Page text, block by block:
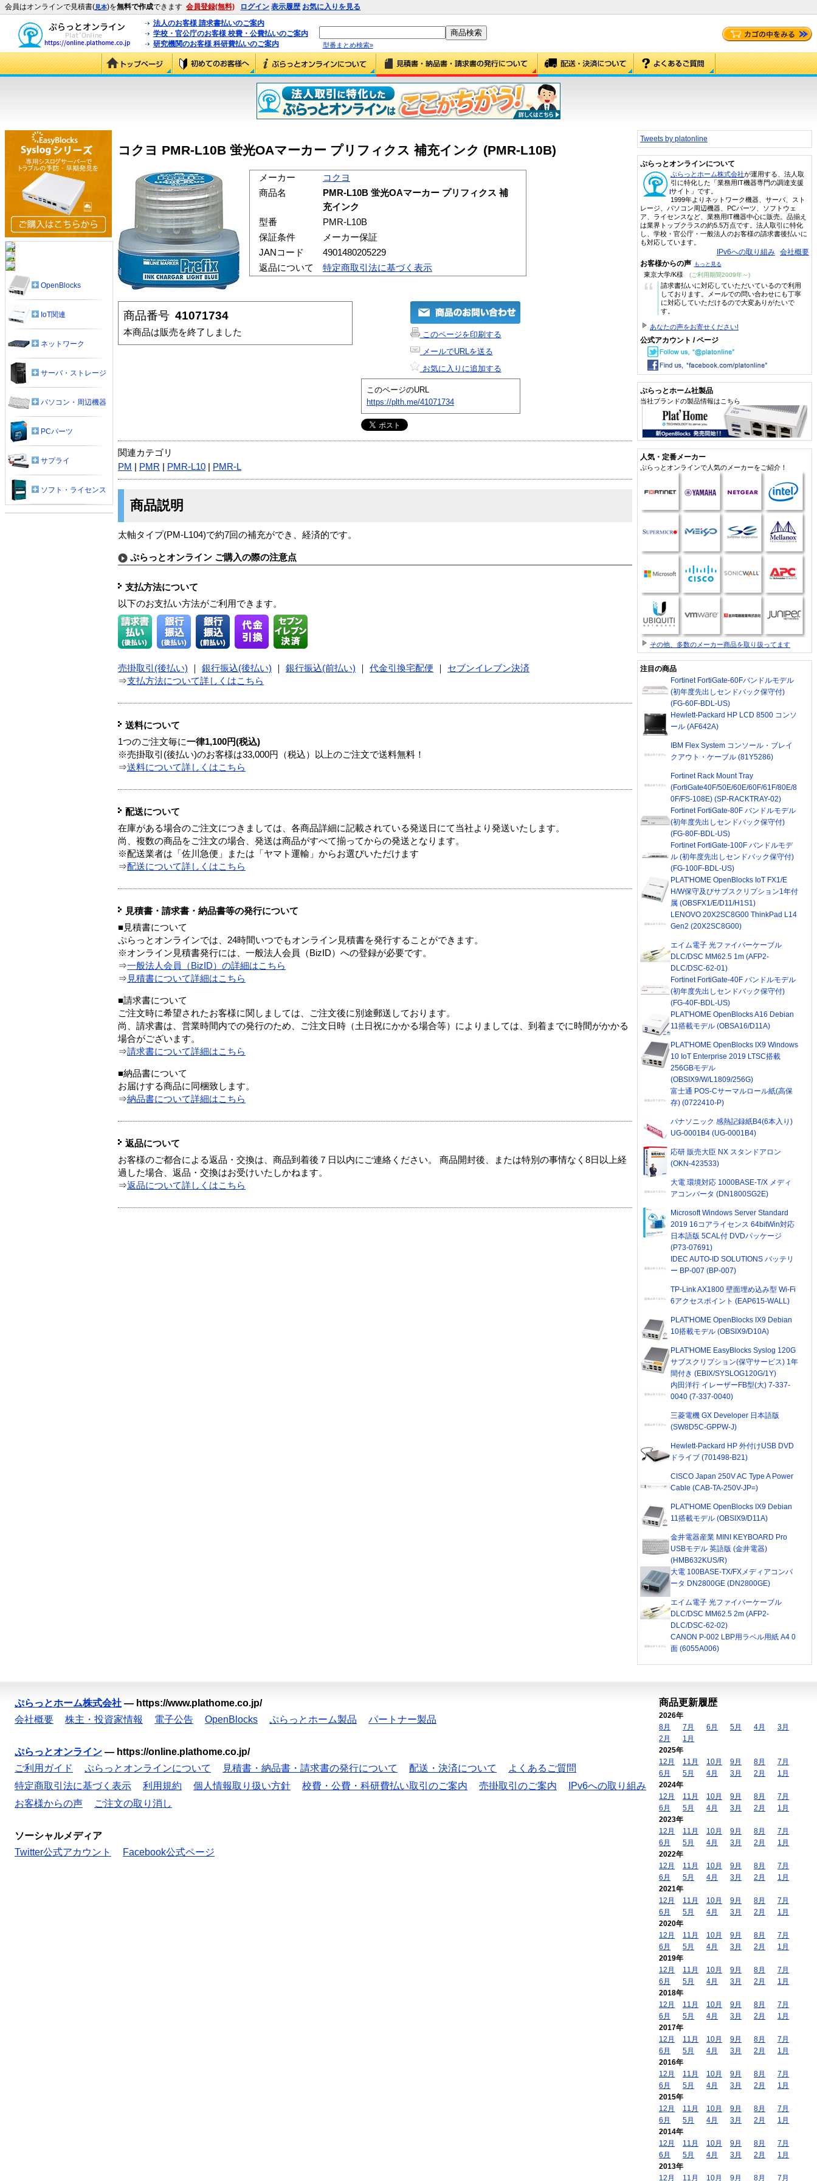
会員はオンラインで見積書(見本)を無料で作成できます 会員登録(無料) ログイン 表示履歴 お気に入りを見る
法人のお客様 請求書払いのご案内
学校・官公庁のお客様 校費・公費払いのご案内
研究機関のお客様 科研費払いのご案内
型番まとめ検索»
コクヨ PMR-L10B 蛍光OAマーカー プリフィクス 補充インク (PMR-L10B)
メーカー
コクヨ
商品名
PMR-L10B 蛍光OAマーカー プリフィクス 補
充インク
型番
PMR-L10B
保証条件
メーカー保証
JANコード
4901480205229
返品について
特定商取引法に基づく表示
商品番号 41071734
本商品は販売を終了しました
このページを印刷する
メールでURLを送る
お気に入りに追加する
このページのURL
https://plth.me/41071734
関連カテゴリ
PM
PMR PMR-L10 PMR-L
商品説明
太軸タイプ(PM-L104)で約7回の補充ができ、経済的です。
ぷらっとオンライン ご購入の際の注意点
支払方法について
以下のお支払い方法がご利用できます。
売掛取引(後払い) 銀行振込(後払い) 銀行振込(前払い) 代金引換宅配便
セブンイレブン決済
⇒支払方法について詳しくはこちら
送料について
1つのご注文毎に一律1,100円(税込)
※売掛取引(後払い)のお客様は33,000円（税込）以上のご注文で送料無料！
⇒送料について詳しくはこちら
配送について
在庫がある場合のご注文につきましては、各商品詳細に記載されている発送日にて当社より発送いたします。
尚、複数の商品をご注文の場合、発送は商品がすべて揃ってからの発送となります。
※配送業者は「佐川急便」または「ヤマト運輸」からお選びいただけます
⇒配送について詳しくはこちら
見積書・請求書・納品書等の発行について
■見積書について
ぷらっとオンラインでは、24時間いつでもオンライン見積書を発行することができます。
※オンライン見積書発行には、一般法人会員（BizID）への登録が必要です。
⇒一般法人会員（BizID）の詳細はこちら
⇒ 見積書について詳細はこちら
■請求書について
ご注文時に希望されたお客様に関しましては、ご注文後に別途郵送しております。
尚、請求書は、営業時間内での発行のため、ご注文日時（土日祝にかかる場合等）によりましては、到着までに時間がかかる
場合がございます。
⇒請求書について詳細はこちら
■納品書について
お届けする商品に同梱致します。
⇒納品書について詳細はこちら
返品について
お客様のご都合による返品・交換は、商品到着後７日以内にご連絡ください。 商品開封後、または特別の事情なく8日以上経
過した場合、返品・交換はお受けいたしかねます。
⇒返品について詳しくはこちら
OpenBlocks
IoT関連
ネットワーク
サーバ・ストレージ
パソコン・周辺機器
PCパーツ
サプライ
ソフト・ライセンス
Tweets by platonline
ぷらっとオンラインについて
ぷらっとホーム株式会社が運用する、法人取
引に特化した「業務用IT機器専門の調達支援
サイト」です。
1999年よりネットワーク機器、サーバ、スト
レージ、パソコン周辺機器、PCパーツ、ソフトウェ
ア、ライセンスなど、業務用IT機器中心に販売。品揃え
は業界トップクラスの約5.5万点です。法人取引に特化
し、学校・官公庁・一般法人のお客様の請求書後払いに
も対応しています。
IPv6への取り組み 会社概要
お客様からの声 もっと見る
東京大学/K様 (ご利用期間2009年～)
“
請求書払いに対応していただいているので利用
しております。メールでの問い合わせにも丁寧
に対応していただけるので大変ありがたいで
す。
あなたの声をお寄せください!
公式アカウント / ページ
ぷらっとホーム社製品
当社ブランドの製品情報はこちら
人気・定番メーカー
ぷらっとオンラインで人気のメーカーをご紹介！
その他、多数のメーカー商品を取り扱ってます
注目の商品
Fortinet FortiGate-60Fバンドルモデル
(初年度先出しセンドバック保守付)
(FG-60F-BDL-US)
Hewlett-Packard HP LCD 8500 コンソ
ール (AF642A)
IBM Flex System コンソール・ブレイ
クアウト・ケーブル (81Y5286)
Fortinet Rack Mount Tray
(FortiGate40F/50E/60E/60F/61F/80E/8
0F/FS-108E) (SP-RACKTRAY-02)
Fortinet FortiGate-80F バンドルモデル
(初年度先出しセンドバック保守付)
(FG-80F-BDL-US)
Fortinet FortiGate-100F バンドルモデ
ル (初年度先出しセンドバック保守付)
(FG-100F-BDL-US)
PLAT'HOME OpenBlocks IoT FX1/E
H/W保守及びサブスクリプション1年付
属 (OBSFX1/E/D11/H1S1)
LENOVO 20X2SC8G00 ThinkPad L14
Gen2 (20X2SC8G00)
エイム電子 光ファイバーケーブル
DLC/DSC MM62.5 1m (AFP2-
DLC/DSC-62-01)
Fortinet FortiGate-40F バンドルモデル
(初年度先出しセンドバック保守付)
(FG-40F-BDL-US)
PLAT'HOME OpenBlocks A16 Debian
11搭載モデル (OBSA16/D11A)
PLAT'HOME OpenBlocks IX9 Windows
10 IoT Enterprise 2019 LTSC搭載
256GBモデル
(OBSIX9/W/L1809/256G)
富士通 POS-Cサーマルロール紙(高保
存) (0722410-P)
パナソニック 感熱記録紙B4(6本入り)
UG-0001B4 (UG-0001B4)
応研 販売大臣 NX スタンドアロン
(OKN-423533)
大電 環境対応 1000BASE-T/X メディ
アコンバータ (DN1800SG2E)
Microsoft Windows Server Standard
2019 16コアライセンス 64bitWin対応
日本語版 5CAL付 DVDパッケージ
(P73-07691)
IDEC AUTO-ID SOLUTIONS バッテリ
ー BP-007 (BP-007)
TP-Link AX1800 壁面埋め込み型 Wi-Fi
6アクセスポイント (EAP615-WALL)
PLAT'HOME OpenBlocks IX9 Debian
10搭載モデル (OBSIX9/D10A)
PLAT'HOME EasyBlocks Syslog 120G
サブスクリプション(保守サービス) 1年
間付き (EBIX/SYSLOG120G/1Y)
内田洋行 イレーザーFB型(大) 7-337-
0040 (7-337-0040)
三菱電機 GX Developer 日本語版
(SW8D5C-GPPW-J)
Hewlett-Packard HP 外付けUSB DVD
ドライブ (701498-B21)
CISCO Japan 250V AC Type A Power
Cable (CAB-TA-250V-JP=)
PLAT'HOME OpenBlocks IX9 Debian
11搭載モデル (OBSIX9/D11A)
金井電器産業 MINI KEYBOARD Pro
USBモデル 英語版 (金井電器)
(HMB632KUS/R)
大電 100BASE-TX/FXメディアコンバ
ータ DN2800GE (DN2800GE)
エイム電子 光ファイバーケーブル
DLC/DSC MM62.5 2m (AFP2-
DLC/DSC-62-02)
CANON P-002 LBP用ラベル用紙 A4 0
面 (6055A006)
ぷらっとホーム株式会社 — https://www.plathome.co.jp/
会社概要
株主・投資家情報 電子公告 OpenBlocks ぷらっとホーム製品 パートナー製品
ぷらっとオンライン — https://online.plathome.co.jp/
ご利用ガイド
ぷらっとオンラインについて 見積書・納品書・請求書の発行について 配送・決済について
よくあるご質問
特定商取引法に基づく表示
利用規約 個人情報取り扱い方針 校費・公費・科研費払い取引のご案内 売掛取引のご案内
IPv6への取り組み
お客様からの声
ご注文の取り消し
ソーシャルメディア
Twitter公式アカウント
Facebook公式ページ
商品更新履歴
2026年
8月
7月 6月 5月 4月
3月
2月
1月
2025年
12月
11月 10月 9月 8月
7月
6月
5月 4月 3月 2月
1月
2024年
12月
11月 10月 9月 8月
7月
6月
5月 4月 3月 2月
1月
2023年
12月
11月 10月 9月 8月
7月
6月
5月 4月 3月 2月
1月
2022年
12月
11月 10月 9月 8月
7月
6月
5月 4月 3月 2月
1月
2021年
12月
11月 10月 9月 8月
7月
6月
5月 4月 3月 2月
1月
2020年
12月
11月 10月 9月 8月
7月
6月
5月 4月 3月 2月
1月
2019年
12月
11月 10月 9月 8月
7月
6月
5月 4月 3月 2月
1月
2018年
12月
11月 10月 9月 8月
7月
6月
5月 4月 3月 2月
1月
2017年
12月
11月 10月 9月 8月
7月
6月
5月 4月 3月 2月
1月
2016年
12月
11月 10月 9月 8月
7月
6月
5月 4月 3月 2月
1月
2015年
12月
11月 10月 9月 8月
7月
6月
5月 4月 3月 2月
1月
2014年
12月
11月 10月 9月 8月
7月
6月
5月 4月 3月 2月
1月
2013年
12月
11月 10月 9月 8月 7月